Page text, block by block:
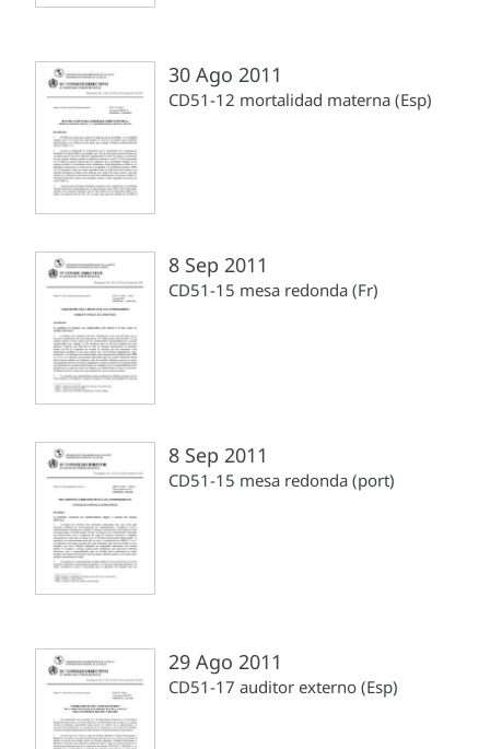
30 Ago 2011
CD51-12 mortalidad materna (Esp)
8 Sep 2011
CD51-15 mesa redonda (Fr)
8 Sep 2011
CD51-15 mesa redonda (port)
29 Ago 2011
CD51-17 auditor externo (Esp)